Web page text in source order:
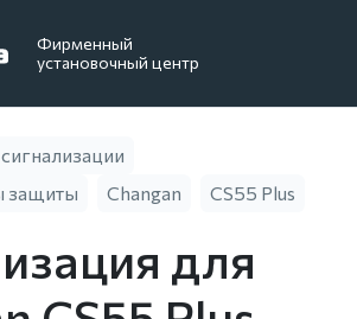
Фирменный
установочный центр
защиты
Changan CS55 Plus
для